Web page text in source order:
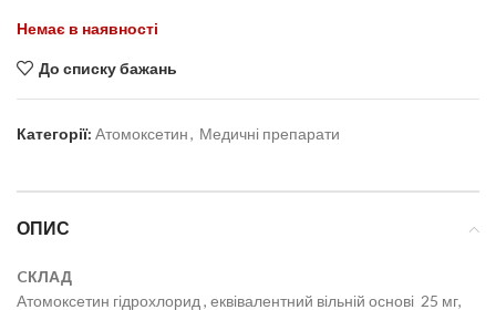
Немає в наявності
До списку бажань
Категорії: Атомоксетин, Медичні препарати
ОПИС
CКЛАД
Атомоксетин гідрохлорид , еквівалентний вільній основі 25 мг,